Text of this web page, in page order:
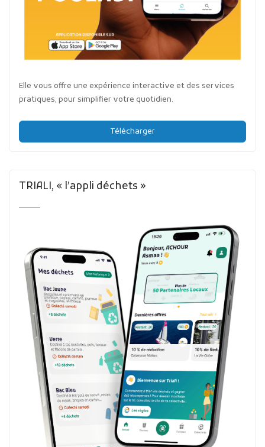
Elle vous offre une expérience interactive et des services
pratiques, pour simplifier votre quotidien.
Télécharger
TRIALI, « l’appli déchets »